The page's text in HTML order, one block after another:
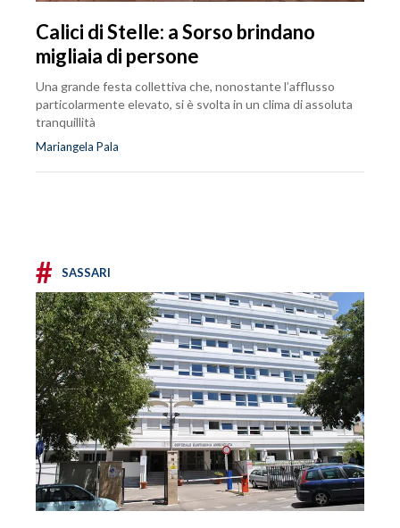
Calici di Stelle: a Sorso brindano
migliaia di persone
Una grande festa collettiva che, nonostante l’afflusso
particolarmente elevato, si è svolta in un clima di assoluta
tranquillità
Mariangela Pala
# SASSARI